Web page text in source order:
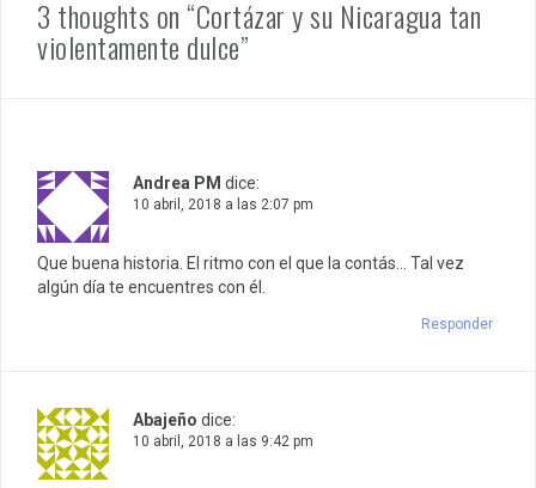
3 thoughts on “Cortázar y su Nicaragua tan
violentamente dulce”
Andrea PM dice:
10 abril, 2018 a las 2:07 pm
Que buena historia. El ritmo con el que la contás… Tal vez
algún día te encuentres con él.
Responder
Abajeño dice:
10 abril, 2018 a las 9:42 pm